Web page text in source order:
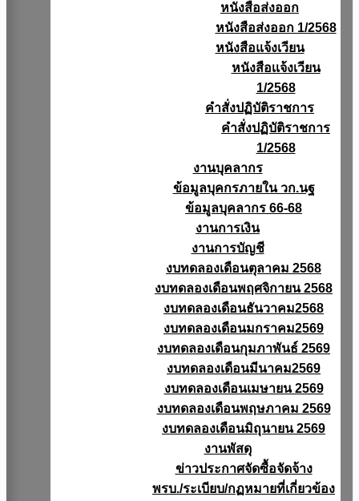
หนังสือส่งออก
หนังสือส่งออก 1/2568
หนังสือแจ้งเวียน
หนังสือเเจ้งเวียน
1/2568
คำสั่งปฏิบัติราชการ
คำสั่งปฏิบัติราชการ
1/2568
งานบุคลากร
ข้อมูลบุคกรภายใน วก.นฐ
ข้อมูลบุคลากร 66-68
งานการเงิน
งานการบัญชี
งบทดลองเดือนตุลาคม 2568
งบทดลองเดือนพฤศจิกายน 2568
งบทดลองเดือนธันวาคม2568
งบทดลองเดือนมกราคม2569
งบทดลองเดือนกุมภาพันธ์ 2569
งบทดลองเดือนมีนาคม2569
งบทดลองเดือนเมษายน 2569
งบทดลองเดือนพฤษภาคม 2569
งบทดลองเดือนมิถุนายน 2569
งานพัสดุ
ข่าวประกาศจัดซื้อจัดจ้าง
พรบ./ระเบียบ/กฏหมายที่เกี่ยวข้อง